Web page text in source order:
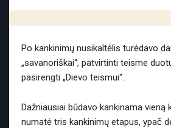
Po kankinimų nusikaltėlis turėdavo
„savanoriškai“, patvirtinti teisme
pasirengti „Dievo teismui“.
Dažniausiai būdavo kankinama vieną
numatė tris kankinimų etapus, ypač